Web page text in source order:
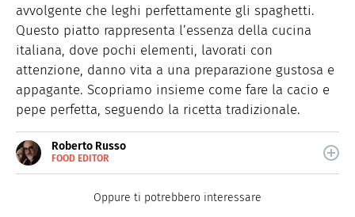
avvolgente che leghi perfettamente gli spaghetti.
Questo piatto rappresenta l’essenza della cucina
italiana, dove pochi elementi, lavorati con
attenzione, danno vita a una preparazione gustosa e
appagante. Scopriamo insieme come fare la cacio e
pepe perfetta, seguendo la ricetta tradizionale.
Roberto Russo
FOOD EDITOR
Roberto Russo unisce la passione per libri e cucina. Ha
Oppure ti potrebbero interessare